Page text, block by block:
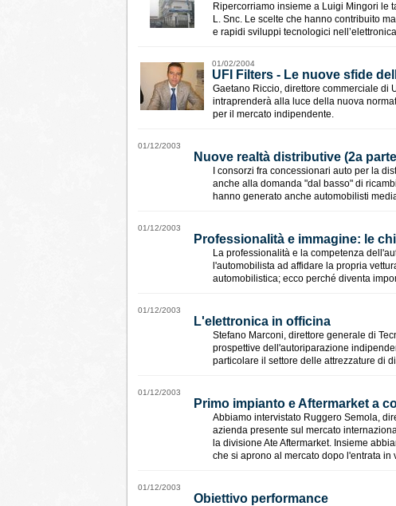
Ripercorriamo insieme a Luigi Mingori le
L. Snc. Le scelte che hanno contribuito
e rapidi sviluppi tecnologici
01/02/2004
UFI Filters - Le nuove sfide
Gaetano Riccio, direttore commerciale di
intraprenderà alla luce della nuova
per il mercato indipendente.
01/12/2003
Nuove realtà distributive (2a
I consorzi fra concessionari auto per la
anche alla domanda "dal basso" di
hanno generato anche automobilisti
01/12/2003
Professionalità e immagine: le
La professionalità e la competenza
l'automobilista ad affidare la propria
automobilistica; ecco perché diventa
01/12/2003
L'elettronica in officina
Stefano Marconi, direttore generale di
prospettive dell'autoriparazione
particolare il settore delle attrezzature di
01/12/2003
Primo impianto e Aftermarket a
Abbiamo intervistato Ruggero Semola,
azienda presente sul mercato
la divisione Ate Aftermarket. Insieme
che si aprono al mercato dopo l'entrata in
01/12/2003
Obiettivo performance